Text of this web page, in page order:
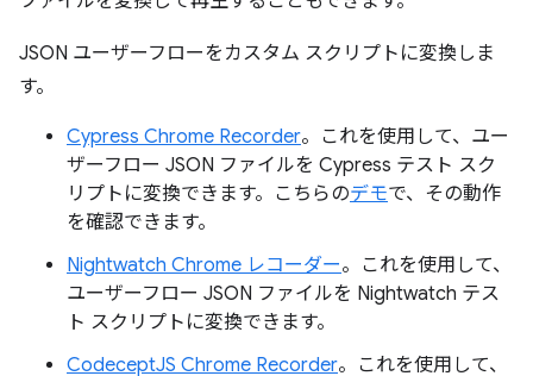
JSON ユーザーフローをカスタム スクリプトに変換しま
す。
Cypress Chrome Recorder。これを使用して、ユー
ザーフロー JSON ファイルを Cypress テスト スク
リプトに変換できます。こちらのデモで、その動作
を確認できます。
Nightwatch Chrome レコーダー。これを使用して、
ユーザーフロー JSON ファイルを Nightwatch テス
ト スクリプトに変換できます。
CodeceptJS Chrome Recorder。これを使用して、